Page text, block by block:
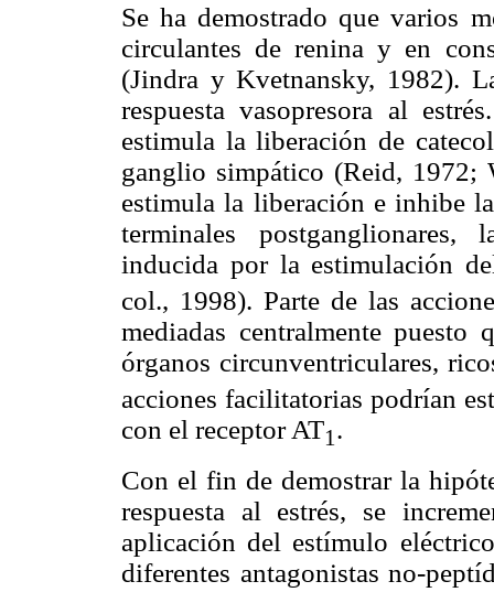
Se ha demostrado que varios
circulantes de renina y en
(Jindra y Kvetnansky, 1982).
respuesta vasopresora al
estimula la liberación de
ganglio simpático (Reid,
estimula la liberación e inhibe
terminales
inducida por la estimulación
col., 1998). Parte de las
mediadas centralmente
órganos circunventriculares,
acciones facilitatorias podrían
con el receptor AT1 .
Con el fin de demostrar la
respuesta al estrés, se
aplicación del estímulo
diferentes antagonistas no-